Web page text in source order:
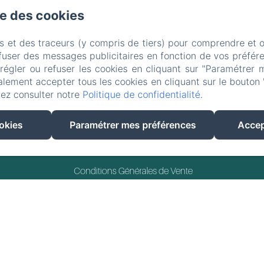
Conditions Générales de Vente
des cookies
et des traceurs (y compris de tiers) pour comprendre et
des messages publicitaires en fonction de vos
ou refuser les cookies en cliquant sur "Paramétrer
accepter tous les cookies en cliquant sur le
consulter notre Politique de confidentialité.
Paramétrer mes préférences